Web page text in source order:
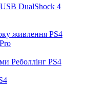
DualShock 4
живлення PS4
Реболлінг PS4